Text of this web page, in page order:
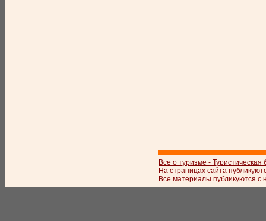
Все о туризме - Туристическая
На страницах сайта
Все материалы публикуются с